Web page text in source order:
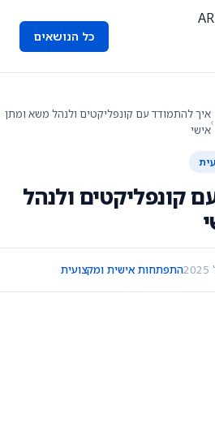
כל הנושאים
›
איך להתמודד עם קונפליקטים ולנהל משא ומתן
אישי
קונפליקטים ולנהל
התפתחות אישית ומקצועית